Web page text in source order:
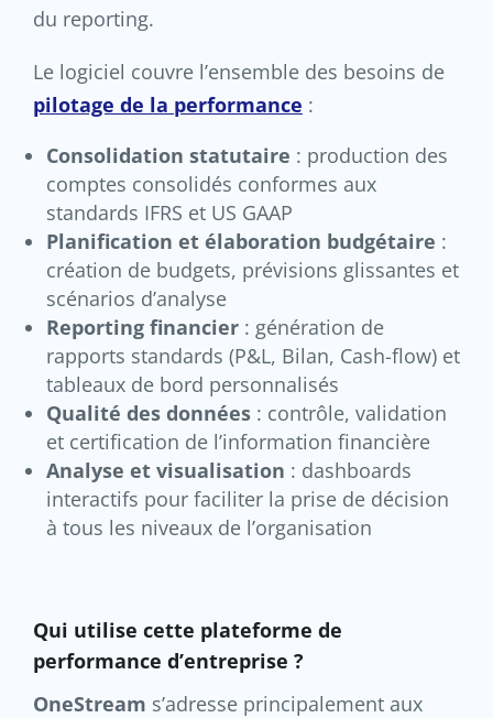
du reporting.
Le logiciel couvre l’ensemble des besoins de
pilotage de la performance :
Consolidation statutaire : production des
comptes consolidés conformes aux
standards IFRS et US GAAP
Planification et élaboration budgétaire :
création de budgets, prévisions glissantes et
scénarios d’analyse
Reporting financier: génération de
rapports standards (P&L, Bilan, Cash-flow) et
tableaux de bord personnalisés
Qualité des données: contrôle, validation
et certification de l’information financière
Analyse et visualisation : dashboards
interactifs pour faciliter la prise de décision
à tous les niveaux de l’organisation
Qui utilise cette plateforme de
performance d’entreprise ?
OneStream s’adresse principalement aux